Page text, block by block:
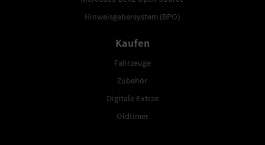
Hinweisgebersystem (BPO)
Kaufen
Fahrzeuge
Zubehör
Digitale Extras
Oldtimer